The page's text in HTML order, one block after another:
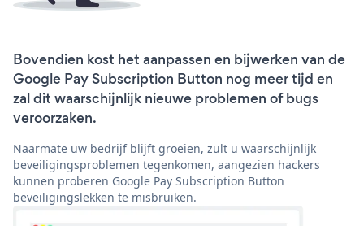
Bovendien kost het aanpassen en bijwerken van de
Google Pay Subscription Button nog meer tijd en
zal dit waarschijnlijk nieuwe problemen of bugs
veroorzaken.
Naarmate uw bedrijf blijft groeien, zult u waarschijnlijk
beveiligingsproblemen tegenkomen, aangezien hackers
kunnen proberen Google Pay Subscription Button
beveiligingslekken te misbruiken.